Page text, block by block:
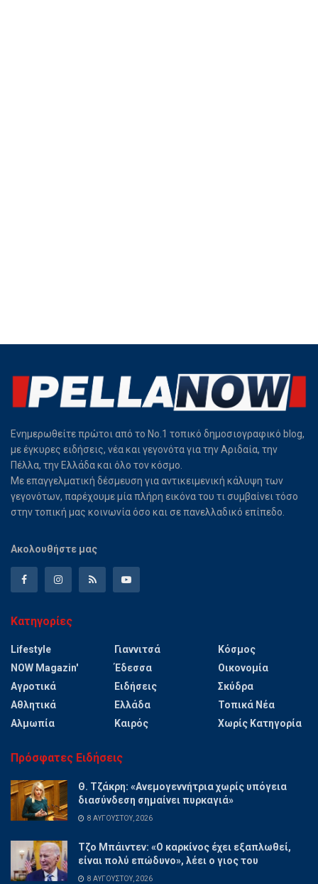
Ενημερωθείτε πρώτοι από το Νο.1 τοπικό δημοσιογραφικό blog,
με έγκυρες ειδήσεις, νέα και γεγονότα για την Αριδαία, την
Πέλλα, την Ελλάδα και όλο τον κόσμο.
Με επαγγελματική δέσμευση για αντικειμενική κάλυψη των
γεγονότων, παρέχουμε μία πλήρη εικόνα του τι συμβαίνει τόσο
στην τοπική μας κοινωνία όσο και σε πανελλαδικό επίπεδο.
Ακολουθήστε μας
Κατηγορίες
Lifestyle
NOW Magazin'
Αγροτικά
Αθλητικά
Αλμωπία
Γιαννιτσά
Έδεσσα
Ειδήσεις
Ελλάδα
Καιρός
Κόσμος
Οικονομία
Σκύδρα
Τοπικά Νέα
Χωρίς Κατηγορία
Πρόσφατες Ειδήσεις
Θ. Τζάκρη: «Ανεμογεννήτρια χωρίς υπόγεια
διασύνδεση σημαίνει πυρκαγιά»
8 ΑΥΓΟΎΣΤΟΥ, 2026
Τζο Μπάιντεν: «Ο καρκίνος έχει εξαπλωθεί,
είναι πολύ επώδυνο», λέει ο γιος του
8 ΑΥΓΟΎΣΤΟΥ, 2026